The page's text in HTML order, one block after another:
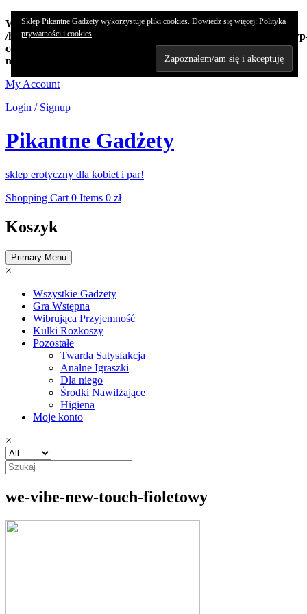
Warning: Undefined array key "edn_subs_nonce_field" in
/home/koncert/domains/pikantnehistorie.pl/public_html/sklep/
content/plugins/8-degree-notification-bar/8degree-
notification.php
Skip
content
My Account
Login / Signup
Pikantne Gadżety
sklep erotyczny dla kobiet i par!
Shopping Cart 0 Items 0 zł
Koszyk
Primary Menu
×
Wszystkie Gadżety
Gra Wstępna
Wibrująca Przyjemność
Kulki Rozkoszy
Pozostałe
Twarda Satysfakcja
Analne Igraszki
Dla niego
Środki Nawilżające
Higiena
Moje konto
×
we-vibe-new-touch-fioletowy
Sklep Pikantne Gadżety wykorzystuje pliki cookies. Dowiedz się więcej: Polityka
prywatności i cookies